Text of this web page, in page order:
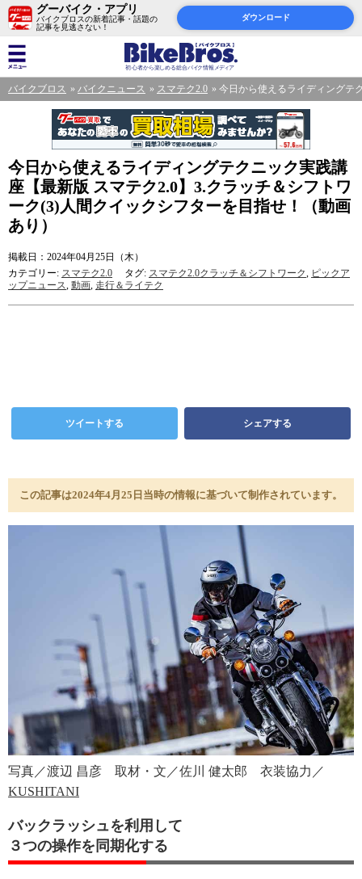
グーバイク・アプリ
バイクブロスの新着記事・話題の
記事を見逃さない！
ダウンロード
バイクブロス バイクニュース スマテク2.0 今日から使えるライディングテ
今日から使えるライディングテクニック実践講
座【最新版 スマテク2.0】3.クラッチ＆シフトワ
ーク(3)人間クイックシフターを目指せ！（動画
あり）
掲載日：2024年04月25日（木）
カテゴリー: スマテク2.0 タグ: スマテク2.0クラッチ＆シフトワーク, ピックア
ップニュース, 動画, 走行＆ライテク
ツイートする シェアする
この記事は2024年4月25日当時の情報に基づいて制作されています。
写真／渡辺 昌彦 取材・文／佐川 健太郎 衣装協力／
KUSHITANI
バックラッシュを利用して
３つの操作を同期化する